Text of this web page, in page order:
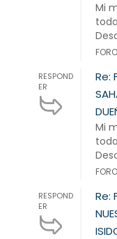
Mi
FORO
RESPOND
ER
Re:
Mi
FORO
RESPOND
ER
Re: